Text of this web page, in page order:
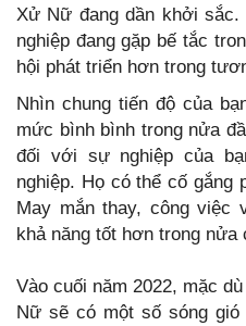
Xử Nữ đang dần khởi
nghiệp đang gặp bế tắc
hội phát triển hơn trong
Nhìn chung tiến độ của
mức bình bình trong nửa
đối với sự nghiệp của
nghiệp. Họ có thể cố gắng
May mắn thay, công việc
khả năng tốt hơn trong nửa
Vào cuối năm 2022, mặc
Nữ sẽ có một số sóng gió